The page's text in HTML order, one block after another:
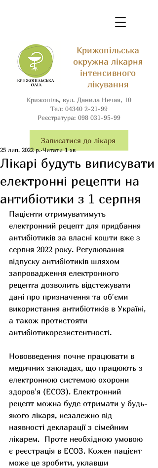
Крижопільська
окружна лікарня
інтенсивного
лікування
Крижопіль, вул. Данила Нечая, 10
Тел: 04340 2-21-99
Реєстратура: 098 031-95-99
Записатися до лікаря
Лікарі будуть виписувати
електронні рецепти на
антибіотики з 1 серпня
25 лип. 2022 р. Читати 1 хв
Пацієнти отримуватимуть
електронний рецепт для придбання
антибіотиків за власні кошти вже з
серпня 2022 року. Регулювання
відпуску антибіотиків шляхом
запровадження електронного
рецепта дозволить відстежувати
дані про призначення та обʼєми
використання антибіотиків в Україні,
а також протистояти
антибіотикорезистентності.
Нововведення почне працювати в
медичних закладах, що працюють з
електронною системою охорони
здоровʼя (ЕСОЗ). Електронний
рецепт можна буде отримати у будь-
якого лікаря, незалежно від
наявності декларації з сімейним
лікарем.  Проте необхідною умовою
є реєстрація в ЕСОЗ. Кожен пацієнт
може це зробити, уклавши